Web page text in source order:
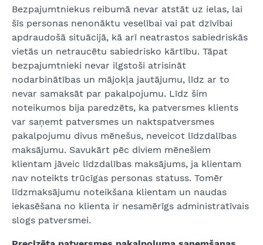
Bezpajumtniekus reibumā nevar atstāt uz ielas, lai
šīs personas nenonāktu veselībai vai pat dzīvībai
apdraudošā situācijā, kā arī neatrastos sabiedriskās
vietās un netraucētu sabiedrisko kārtību. Tāpat
bezpajumtnieki nevar ilgstoši atrisināt
nodarbinātības un mājokļa jautājumu, līdz ar to
nevar samaksāt par pakalpojumu. Līdz šim
noteikumos bija paredzēts, ka patversmes klients
var saņemt patversmes un naktspatversmes
pakalpojumu divus mēnešus, neveicot līdzdalības
maksājumu. Savukārt pēc diviem mēnešiem
klientam jāveic līdzdalības maksājums, ja klientam
nav noteikts trūcīgas personas statuss. Tomēr
līdzmaksājumu noteikšana klientam un naudas
iekasēšana no klienta ir nesamērīgs administratīvais
slogs patversmei.